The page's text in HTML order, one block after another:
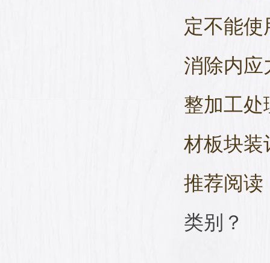
定不能
消除内
整加工
材板块
推荐阅读
类别？